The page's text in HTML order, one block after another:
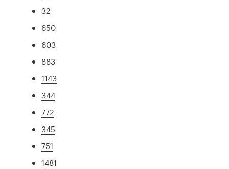
32
650
603
883
1143
344
772
345
751
1481